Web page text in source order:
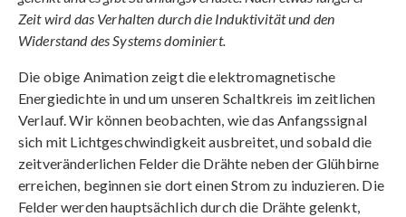
Zeit wird das Verhalten durch die Induktivität und den
Widerstand des Systems dominiert.
Die obige Animation zeigt die elektromagnetische
Energiedichte in und um unseren Schaltkreis im zeitlichen
Verlauf. Wir können beobachten, wie das Anfangssignal
sich mit Lichtgeschwindigkeit ausbreitet, und sobald die
zeitveränderlichen Felder die Drähte neben der Glühbirne
erreichen, beginnen sie dort einen Strom zu induzieren. Die
Felder werden hauptsächlich durch die Drähte gelenkt,